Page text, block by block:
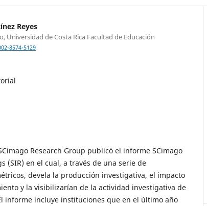
Reyes
Universidad de Costa Rica Facultad de Educación
8574-5129
Research Group publicó el informe SCimago
(SIR) en el cual, a través de una serie de
devela la producción investigativa, el impacto
y la visibilizarían de la actividad investigativa de
informe incluye instituciones que en el último año